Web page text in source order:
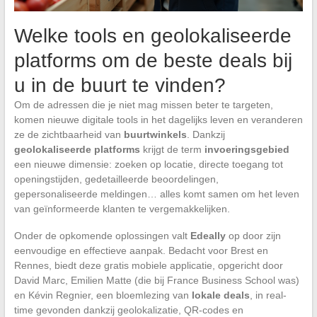
Welke tools en geolokaliseerde
platforms om de beste deals bij
u in de buurt te vinden?
Om de adressen die je niet mag missen beter te targeten,
komen nieuwe digitale tools in het dagelijks leven en veranderen
ze de zichtbaarheid van buurtwinkels . Dankzij
geolokaliseerde platforms krijgt de term invoeringsgebied
een nieuwe dimensie: zoeken op locatie, directe toegang tot
openingstijden, gedetailleerde beoordelingen,
gepersonaliseerde meldingen… alles komt samen om het leven
van geïnformeerde klanten te vergemakkelijken.
Onder de opkomende oplossingen valt Edeallyop door zijn
eenvoudige en effectieve aanpak. Bedacht voor Brest en
Rennes, biedt deze gratis mobiele applicatie, opgericht door
David Marc, Emilien Matte (die bij France Business School was)
en Kévin Regnier, een bloemlezing van lokale deals , in real-
time gevonden dankzij geolokalizatie, QR-codes en